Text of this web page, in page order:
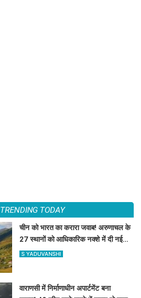
TRENDING TODAY
चीन को भारत का करारा जवाब! अरुणाचल के
27 स्थानों को आधिकारिक नक्शे में दी नई
पहचान
S YADUVANSHI
वाराणसी में निर्माणाधीन अपार्टमेंट बना